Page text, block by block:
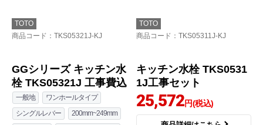
TOTO
商品コード ：TKS05321J-KJ
GGシリーズ キッチン水
栓 TKS05321J 工事費込
一般地
ワンホールタイプ
シングルレバー
200mm~249mm
TOTO
商品コード ：TKS05311J-KJ
キッチン水栓 TKS0531
1J工事セット
25,572円(税込)